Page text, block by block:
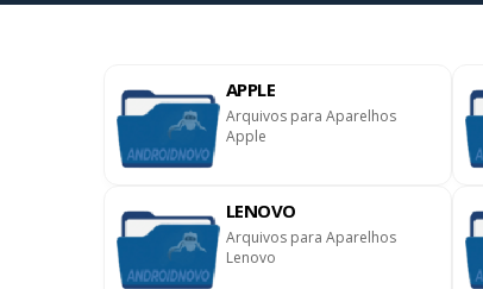
APPLE
Arquivos para Aparelhos
Apple
LENOVO
Arquivos para Aparelhos
Lenovo